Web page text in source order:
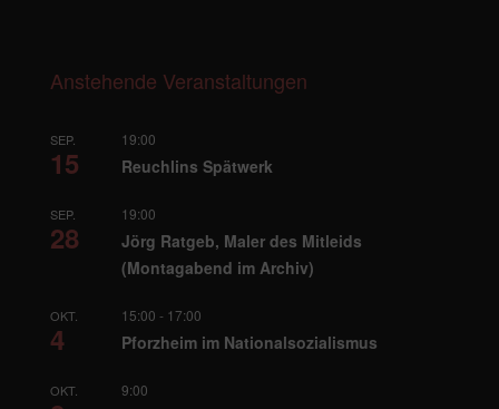
Anstehende Veranstaltungen
SEP.
15
19:00
Reuchlins Spätwerk
SEP.
28
19:00
Jörg Ratgeb, Maler des Mitleids
(Montagabend im Archiv)
OKT.
4
15:00 - 17:00
Pforzheim im Nationalsozialismus
OKT. 9:00